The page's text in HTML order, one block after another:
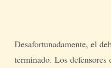
Desafortunadamente, el
terminado. Los defensores